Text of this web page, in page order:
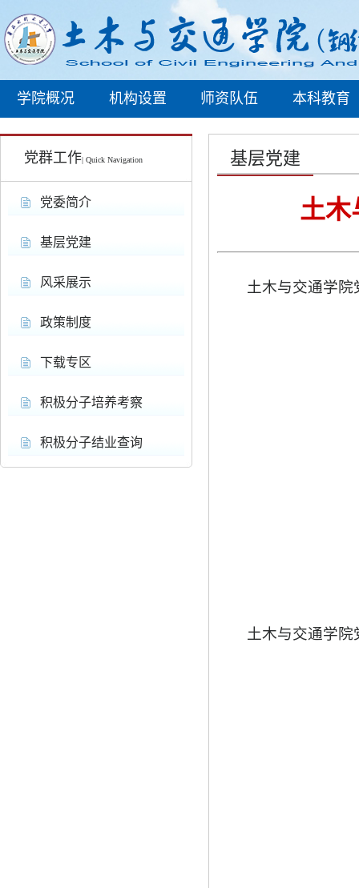
学院概况 机构设置 师资队伍 本科教育
党群工作| Quick Navigation
党委简介
基层党建
风采展示
政策制度
下载专区
积极分子培养考察
积极分子结业查询
基层党建
土木
土木与交通学
土木与交通学